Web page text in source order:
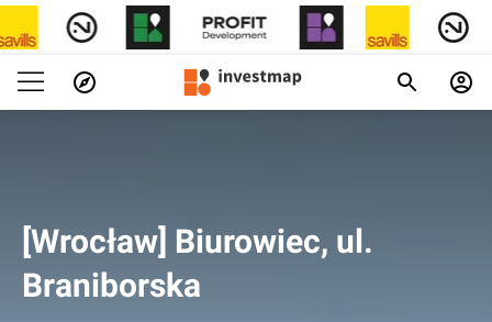
[Wrocław] Biurowiec, ul.
Braniborska